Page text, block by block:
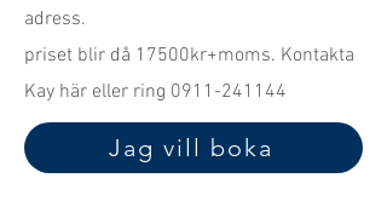
adress.
priset blir då 17500kr+moms. Kontakta
Kay här eller ring 0911-241144
Jag vill boka